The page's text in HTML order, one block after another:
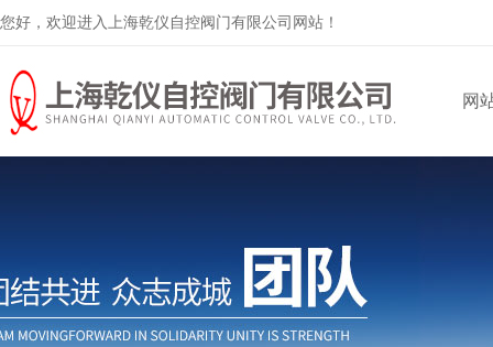
您好，欢迎进入上海乾仪自控阀门有限公司网站！
网